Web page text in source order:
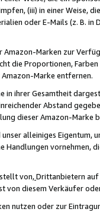
(iii) in einer Weise,
oder E-Mails (z. B. in
Amazon-Marken zur
die Proportionen,
Marke entfernen.
in ihrer Gesamtheit
Abstand
dieser Amazon-Marke
alleiniges
Handlungen vornehmen,
von,Drittanbietern auf
von diesem Verkäufer
nutzen oder zur